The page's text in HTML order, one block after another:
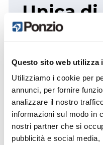
Questo sito web utilizza
Utilizziamo i cookie per
annunci, per fornire
analizzare il nostro
informazioni sul modo in
nostri partner che si
pubblicità e social
Unica di
finestra
design